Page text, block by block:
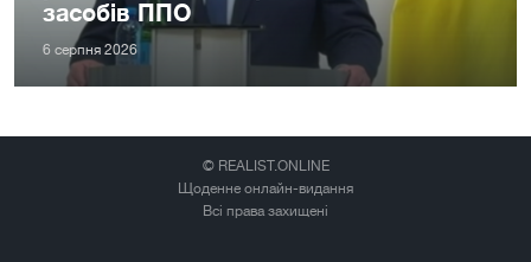
засобів ППО
6 серпня 2026
© REALIST.ONLINE
Щоденне онлайн-видання
Всі права захищені